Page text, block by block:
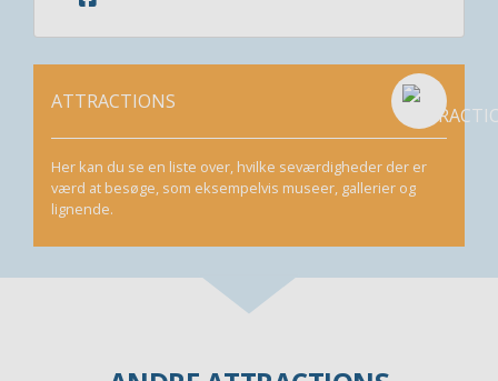
ATTRACTIONS
Her kan du se en liste over, hvilke seværdigheder der er
værd at besøge, som eksempelvis museer, gallerier og
lignende.